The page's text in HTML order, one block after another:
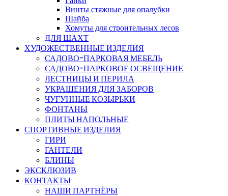
Винты стяжные для опалубки
Шайба
Хомуты для строительных лесов
ДЛЯ ШАХТ
ХУДОЖЕСТВЕННЫЕ ИЗДЕЛИЯ
САДОВО-ПАРКОВАЯ МЕБЕЛЬ
САДОВО-ПАРКОВОЕ ОСВЕЩЕНИЕ
ЛЕСТНИЦЫ И ПЕРИЛА
УКРАШЕНИЯ ДЛЯ ЗАБОРОВ
ЧУГУННЫЕ КОЗЫРЬКИ
ФОНТАНЫ
ПЛИТЫ НАПОЛЬНЫЕ
СПОРТИВНЫЕ ИЗДЕЛИЯ
ГИРИ
ГАНТЕЛИ
БЛИНЫ
ЭКСКЛЮЗИВ
КОНТАКТЫ
НАШИ ПАРТНЁРЫ